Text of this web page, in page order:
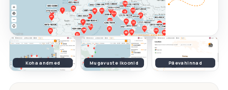
Koha andmed Mugavuste ikoonid Päevahinnad